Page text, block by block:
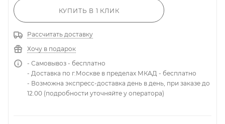
КУПИТЬ В 1 КЛИК
Рассчитать доставку
Хочу в подарок
- Самовывоз - бесплатно
- Доставка по г.Москве в пределах МКАД - бесплатно
- Возможна экспресс-доставка день в день, при заказе до
12.00 (подробности уточняйте у оператора)